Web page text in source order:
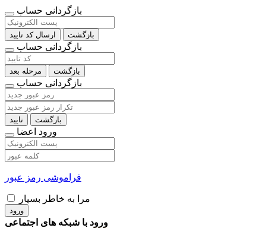
بازگردانی حساب
ارسال کد تایید بازگشت
بازگردانی حساب
مرحله بعد بازگشت
بازگردانی حساب
تایید بازگشت
ورود اعضا
فراموشی رمز عبور
مرا به خاطر بسپار
ورود
ورود با شبکه های اجتماعی